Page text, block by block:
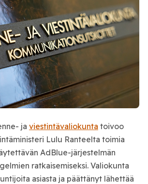
ja viestintävaliokunta toivoo
Lulu Ranteelta toimia
AdBlue-järjestelmän
ratkaisemiseksi. Valiokunta
asiasta ja päättänyt lähettää